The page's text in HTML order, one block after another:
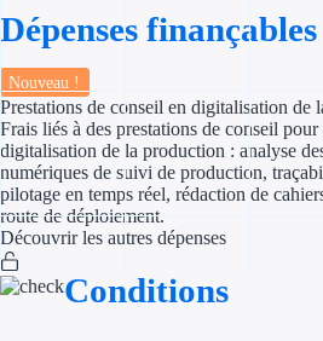
Dépenses finançables
Nouveau !
Prestations de conseil en digitalisation de
Frais liés à des prestations de conseil
digitalisation de la production : analyse
numériques de suivi de production,
pilotage en temps réel, rédaction de
route de déploiement.
Découvrir les autres dépenses
Conditions